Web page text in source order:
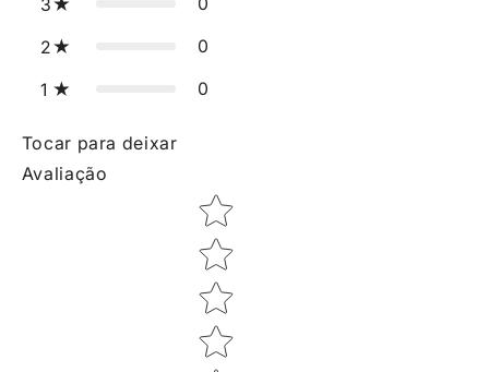
3
2 0
1 0
Tocar para deixar
Avaliação
Star rating